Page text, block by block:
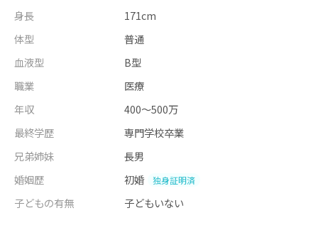
身長
171cm
体型
普通
血液型
B型
職業
医療
年収
400～500万
最終学歴
専門学校卒業
兄弟姉妹
長男
婚姻歴
初婚 独身証明済
子どもの有無 子どもいない